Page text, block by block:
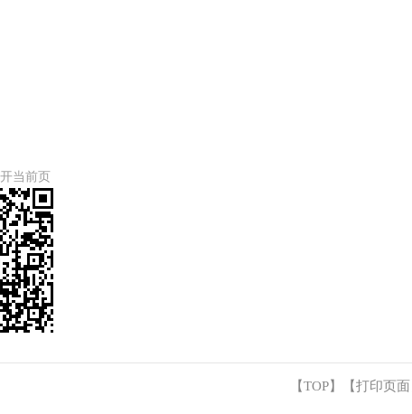
当前页
【TOP】 【打印页面